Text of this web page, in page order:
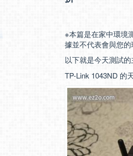
※本篇是在家中環境
據並不代表會與您的
以下就是今天測試
TP-Link 1043ND 的